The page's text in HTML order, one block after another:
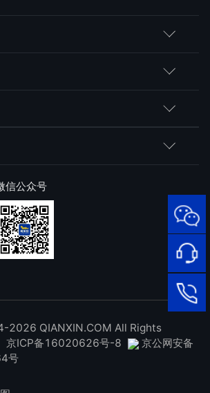
95015
网络安
全服务
热线
在线客
件
信公众号
QIANXIN.COM All Rights
京ICP备16020626号-8
京公网安备
号